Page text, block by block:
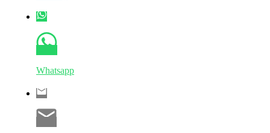
Whatsapp